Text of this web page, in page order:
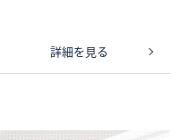
詳細を見る